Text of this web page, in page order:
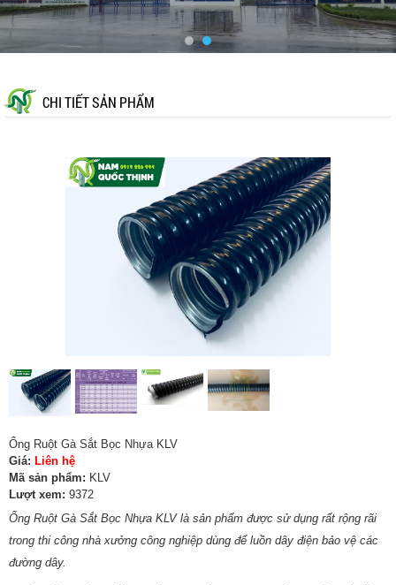
CHI TIẾT SẢN PHẨM
Ống Ruột Gà Sắt Bọc Nhựa KLV
Giá: Liên hệ
Mã sản phẩm: KLV
Lượt xem: 9372
Ống Ruột Gà Sắt Bọc Nhựa KLV​ là sản phẩm được sử dụng rất rộng rãi
trong thi công nhà xưởng công nghiệp dùng để luồn dây điện bảo vệ các
đường dây.